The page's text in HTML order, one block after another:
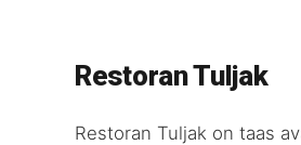
Restoran Tuljak
Restoran Tuljak on taas